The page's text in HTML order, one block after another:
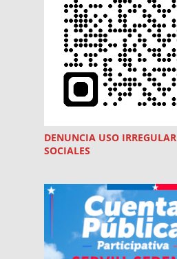
DENUNCIA USO IRREGULAR
SOCIALES